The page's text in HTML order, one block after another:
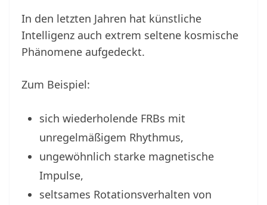
In den letzten Jahren hat künstliche
Intelligenz auch extrem seltene kosmische
Phänomene aufgedeckt.
Zum Beispiel:
sich wiederholende FRBs mit
unregelmäßigem Rhythmus,
ungewöhnlich starke magnetische
Impulse,
seltsames Rotationsverhalten von